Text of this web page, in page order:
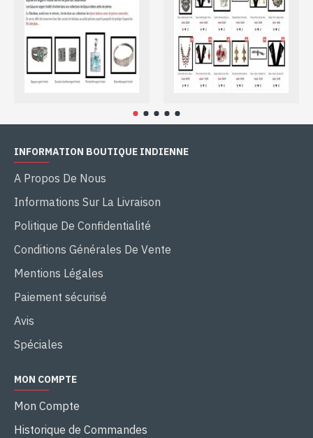
INFORMATION BOUTIQUE INDIENNE
A Propos De Nous
Informations Sur La Livraison
Politique De Confidentialité
Conditions Générales De Vente
Mentions Légales
Paiement sécurisé
Avis
Spéciales
MON COMPTE
Mon Compte
Historique de Commandes